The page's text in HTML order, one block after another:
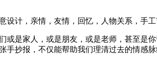
设计，亲情，友情，回忆，人物关系，手
或是家人，或是朋友，或是老师，甚至是
手抄报，不仅能帮助我们理清过去的情感